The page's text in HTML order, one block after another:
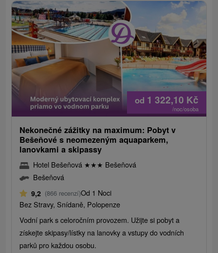
od 1 322,10 Kč
/noc/osoba
Nekonečné zážitky na maximum: Pobyt v
Bešeňové s neomezeným aquaparkem,
lanovkami a skipassy
Hotel Bešeňová ★★★ Bešeňová
Bešeňová
9,2 (866 recenzí)Od 1 Noci
Bez Stravy, Snídaně, Polopenze
Vodní park s celoročním provozem. Užijte si pobyt a
získejte skipasy/lístky na lanovky a vstupy do vodních
parků pro každou osobu.